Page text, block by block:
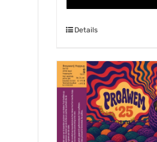
Details